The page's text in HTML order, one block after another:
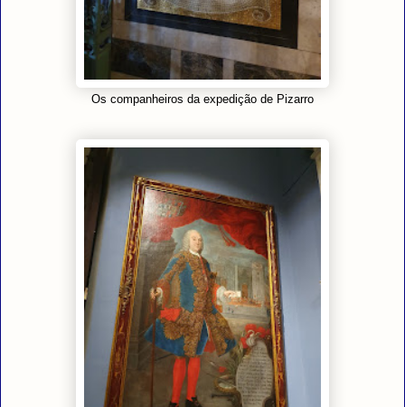
Os companheiros da expedição de Pizarro